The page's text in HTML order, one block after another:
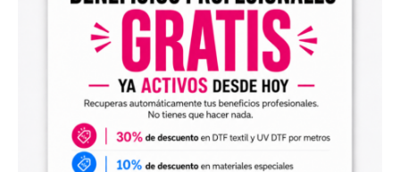
volumes menores ou precisa de quantidades
controladas de material, garantindo que você
use apenas o necessário — sem desperdícios.
ENVIO GRÁTIS
Benefício de Envio:Ao adquirir este vale, você